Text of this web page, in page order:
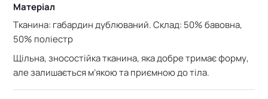
Матеріал
Тканина: габардин дублюваний. Склад: 50% бавовна,
50% поліестр
Щільна, зносостійка тканина, яка добре тримає форму,
але залишається м’якою та приємною до тіла.